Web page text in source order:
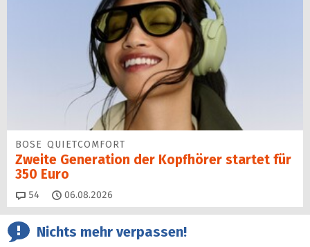
BOSE QUIETCOMFORT
Zweite Generation der Kopfhörer startet für
350 Euro
54 Kommentare
06.08.2026
Nichts mehr verpassen!